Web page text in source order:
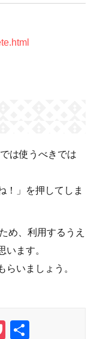
は使うべきでは
！」を押してしま
め、利用するうえ
います。
いましょう。
P